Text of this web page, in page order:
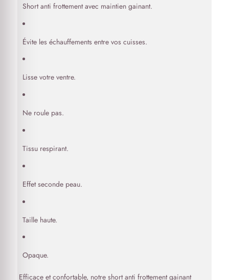
Short anti frottement avec maintien gainant.
Évite les échauffements entre vos cuisses.
Lisse votre ventre.
Ne roule pas.
Tissu respirant.
Effet seconde peau.
Taille haute.
Opaque.
Efficace et confortable, notre short anti frottement gainant